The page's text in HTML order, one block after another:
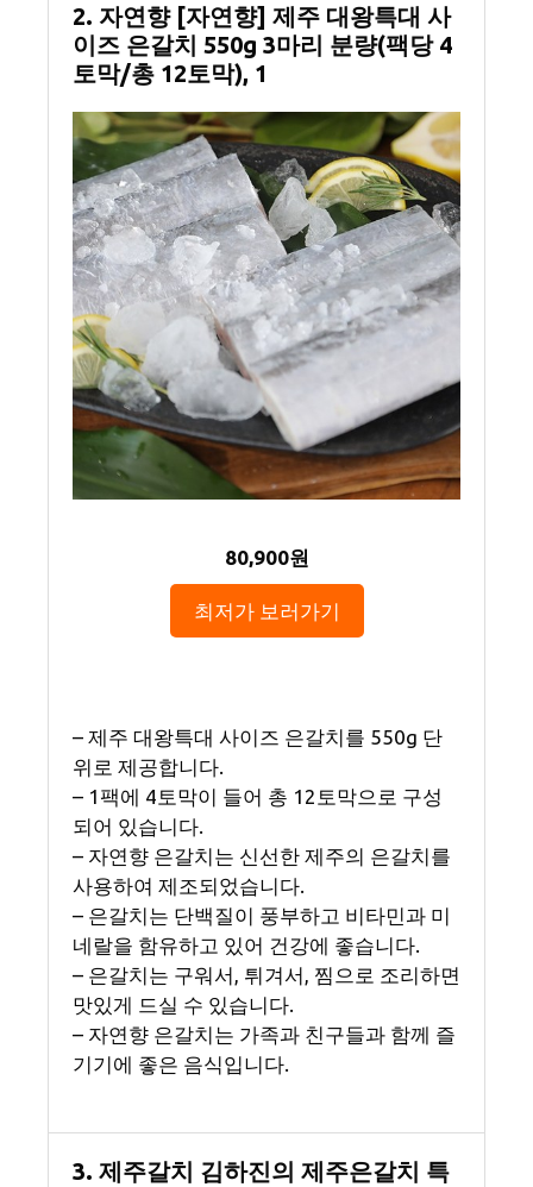
2. 자연향 [자연향] 제주 대왕특대 사
이즈 은갈치 550g 3마리 분량(팩당 4
토막/총 12토막), 1
80,900원
최저가 보러가기
– 제주 대왕특대 사이즈 은갈치를 550g 단
위로 제공합니다.
– 1팩에 4토막이 들어 총 12토막으로 구성
되어 있습니다.
– 자연향 은갈치는 신선한 제주의 은갈치를
사용하여 제조되었습니다.
– 은갈치는 단백질이 풍부하고 비타민과 미
네랄을 함유하고 있어 건강에 좋습니다.
– 은갈치는 구워서, 튀겨서, 찜으로 조리하면
맛있게 드실 수 있습니다.
– 자연향 은갈치는 가족과 친구들과 함께 즐
기기에 좋은 음식입니다.
3. 제주갈치 김하진의 제주은갈치 특